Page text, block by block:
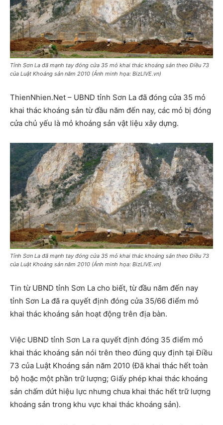
Tỉnh Sơn La đã mạnh tay đóng cửa 35 mỏ khai thác khoáng sản theo Điều 73
của Luật Khoáng sản năm 2010 (Ảnh minh họa: BizLIVE.vn)
ThienNhien.Net – UBND tỉnh Sơn La đã đóng cửa 35 mỏ
khai thác khoáng sản từ đầu năm đến nay, các mỏ bị đóng
cửa chủ yếu là mỏ khoáng sản vật liệu xây dựng.
Tỉnh Sơn La đã mạnh tay đóng cửa 35 mỏ khai thác khoáng sản theo Điều 73
của Luật Khoáng sản năm 2010 (Ảnh minh họa: BizLIVE.vn)
Tin từ UBND tỉnh Sơn La cho biết, từ đầu năm đến nay
tỉnh Sơn La đã ra quyết định đóng cửa 35/66 điểm mỏ
khai thác khoáng sản hoạt động trên địa bàn.
Việc UBND tỉnh Sơn La ra quyết định đóng 35 điểm mỏ
khai thác khoáng sản nói trên theo đúng quy định tại Điều
73 của Luật Khoáng sản năm 2010 (Đã khai thác hết toàn
bộ hoặc một phần trữ lượng; Giấy phép khai thác khoáng
sản chấm dứt hiệu lực nhưng chưa khai thác hết trữ lượng
khoáng sản trong khu vực khai thác khoáng sản).